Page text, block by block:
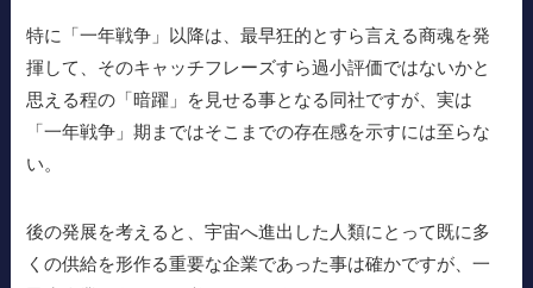
特に「一年戦争」以降は、最早狂的とすら言える商魂を発
揮して、そのキャッチフレーズすら過小評価ではないかと
思える程の「暗躍」を見せる事となる同社ですが、実は
「一年戦争」期まではそこまでの存在感を示すには至らな
い。
後の発展を考えると、宇宙へ進出した人類にとって既に多
くの供給を形作る重要な企業であった事は確かですが、一